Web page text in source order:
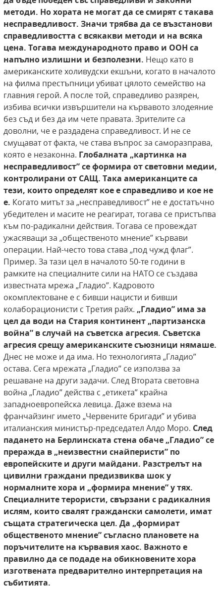
методи. Но хората не могат да се смирят с такава
несправедливост. Значи трябва да се възстанови
справедливостта с всякакви методи и на всяка
цена. Тогава международното право и ООН са
напълно излишни и безполезни. Нещо като в
американските холивудски екшъни, когато в началото
на филма престъпници убиват цялото семейство на
главния герой. А после той, справедливо разярен,
избива всички извършители на кървавото злодеяние
без съд и без да им чете правата. Зрителите са
доволни, че е раздадена справедливост. И не се
смущават от факта, че става въпрос за саморазправа,
която е незаконна. Глобалната „картинка на
несправедливост” се формира от световни медии,
контролирани от САЩ. Така американците са
тези, коитоопределят кое е справедливо и кое не
е. Когато митът за „несправедливост” не е достатъчно
убедителен и масите не реагират, тогава се пристъпва
към по-радикални действия. Тогава се провеждат
ужасяващи за „общественото мнение” кървави
операции. Най-често това става „под чужд флаг”.
Пример. За тази цел в началото 50-те години в
рамките на специалните сили на НАТО се създава
известната мрежа „Гладио”. Кадровото
окомплектоване е с бивши нацисти и бивши
колаборационисти с Третия райх. „Гладио” има за
цел да води на Стария континент„партизанска
война” в случай на съветска агресия. Съветска
агресия срещу американските съюзници нямаше.
Днес не може и да има. Но технологията „Гладио”
остава. Сега мрежата „Гладио” се използва за
решаване на други задачи. След Втората световна
война „Гладио” действа с „етикета” крайна
западноевропейска левица. Даже взема на
франчайзинг името „Червените бригади” и убива
италианския министър-председател Алдо Моро. След
падането на Берлинската стена обаче „Гладио” се
преражда в„неизвестни снайперисти” по
европейските и други майдани. Разстрелът на
цивилни граждани предизвиква шок у
нормалните хора и „формира мнение”у тях.
Специалните терористи, свързани с радикалния
ислям, които свалят граждански самолети, имат
същата стратегическа цел. Да „формират
общественото мнение” съгласно плановете на
поръчителите на кървавия хаос. Важното е
правилно да се подаде на обикновените хора
изготвената предварително интерпретация на
събитията.